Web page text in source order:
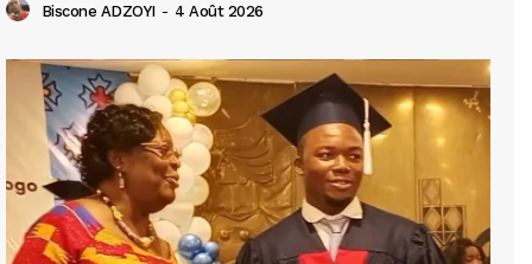
Biscone ADZOYI - 4 Août 2026